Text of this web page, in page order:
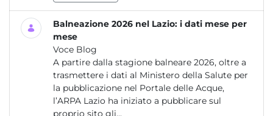
Balneazione 2026 nel Lazio: i dati mese per
mese
Voce Blog
A partire dalla stagione balneare 2026, oltre a
trasmettere i dati al Ministero della Salute per
la pubblicazione nel Portale delle Acque,
l’ARPA Lazio ha iniziato a pubblicare sul
proprio sito gli...